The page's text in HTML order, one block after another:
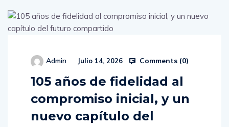
Admin Julio 14, 2026 Comments (0)
105 años de fidelidad al
compromiso inicial, y un
nuevo capítulo del